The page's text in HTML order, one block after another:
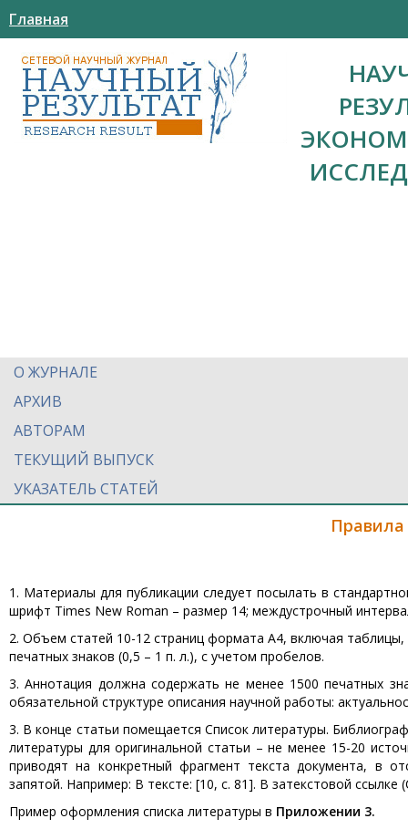
Главная
О ЖУРНАЛЕ
АРХИВ
АВТОРАМ
ТЕКУЩИЙ ВЫПУСК
УКАЗАТЕЛЬ СТАТЕЙ
1. Материалы для публикации следует посылать в
шрифт Times New Roman – размер 14; междустрочный
2. Объем статей 10-12 страниц формата А4, включая
печатных знаков (0,5 – 1 п. л.), с учетом пробелов.
3. Аннотация должна содержать не менее 1500 печатных
обязательной структуре описания научной работы:
3. В конце статьи помещается Список литературы.
литературы для оригинальной статьи – не менее 15-20
приводят на конкретный фрагмент текста документа, в
запятой. Например: В тексте: [10, с. 81]. В затекстовой
Пример оформления списка литературы в Приложении 3.